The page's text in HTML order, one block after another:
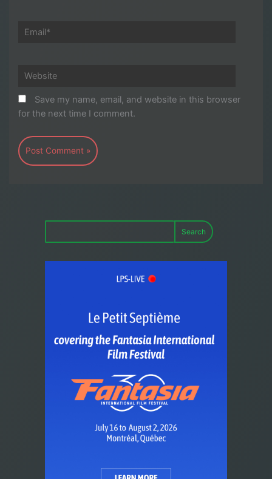
Email*
Website
Save my name, email, and website in this browser
for the next time I comment.
Search